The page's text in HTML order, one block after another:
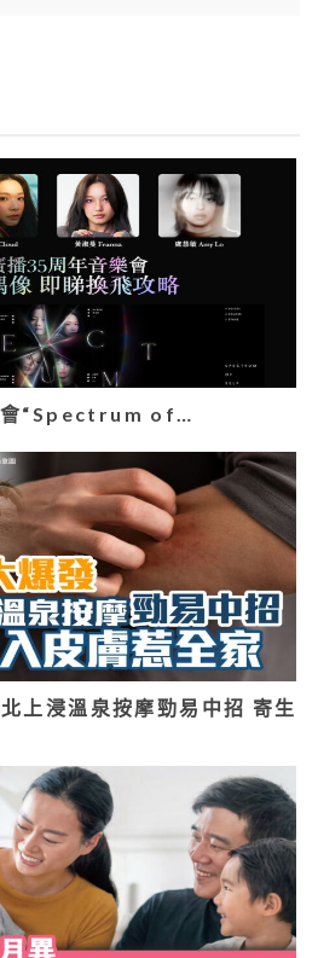
會“Spectrum of…
上浸溫泉按摩勁易中招 寄生